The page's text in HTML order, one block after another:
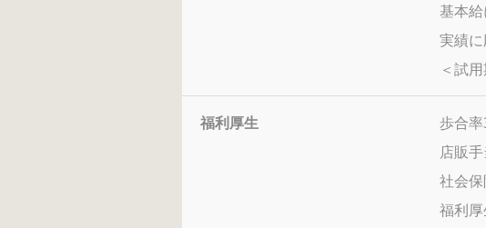
基本
実績
＜試
福利厚生
歩合
店販
社会
福利